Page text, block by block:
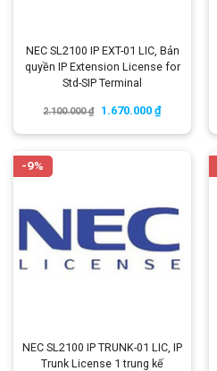
NEC SL2100 IP EXT-01 LIC, Bản
quyền IP Extension License for
Std-SIP Terminal
2.100.000₫ 1.670.000 ₫
-9%
NEC SL2100 IP TRUNK-01 LIC, IP
Trunk License 1 trung kế